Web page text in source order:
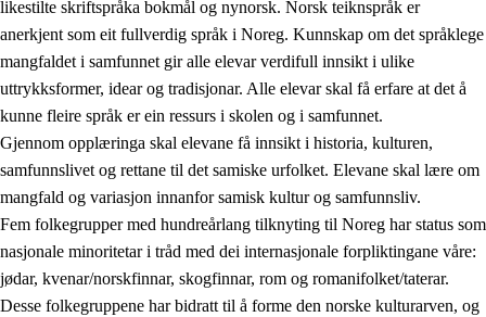
likestilte skriftspråka bokmål og nynorsk. Norsk teiknspråk er
anerkjent som eit fullverdig språk i Noreg. Kunnskap om det språklege
mangfaldet i samfunnet gir alle elevar verdifull innsikt i ulike
uttrykksformer, idear og tradisjonar. Alle elevar skal få erfare at det å
kunne fleire språk er ein ressurs i skolen og i samfunnet.
Gjennom opplæringa skal elevane få innsikt i historia, kulturen,
samfunnslivet og rettane til det samiske urfolket. Elevane skal lære om
mangfald og variasjon innanfor samisk kultur og samfunnsliv.
Fem folkegrupper med hundreårlang tilknyting til Noreg har status som
nasjonale minoritetar i tråd med dei internasjonale forpliktingane våre:
jødar, kvenar/norskfinnar, skogfinnar, rom og romanifolket/taterar.
Desse folkegruppene har bidratt til å forme den norske kulturarven, og